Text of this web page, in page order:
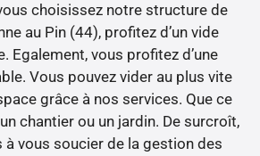
choisissez notre structure de
au Pin (44), profitez d’un vide
Egalement, vous profitez d’une
Vous pouvez vider au plus vite
grâce à nos services. Que ce
chantier ou un jardin. De surcroît,
à vous soucier de la gestion des